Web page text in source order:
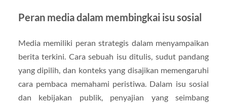
Peran media dalam membingkai isu sosial
Media memiliki peran strategis dalam menyampaikan
berita terkini. Cara sebuah isu ditulis, sudut pandang
yang dipilih, dan konteks yang disajikan memengaruhi
cara pembaca memahami peristiwa. Dalam isu sosial
dan kebijakan publik, penyajian yang seimbang